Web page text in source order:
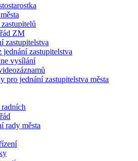
zastupitelů
ZM
zastupitelstva
jednání zastupitelstva
vysílání
pro jednání zastupitelstva města
radních
rady města